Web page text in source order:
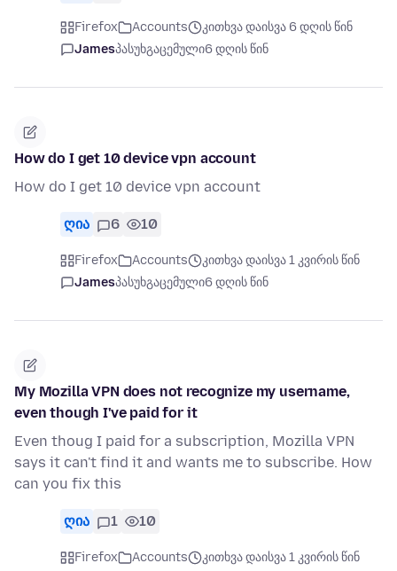
Firefox Accounts
კითხვა დაისვა 6 დღის წინ
Jamesპასუხგაცემული6 დღის წინ
How do I get 10 device vpn account
How do I get 10 device vpn account
ღია 6 10
Firefox Accounts
კითხვა დაისვა 1 კვირის წინ
Jamesპასუხგაცემული6 დღის წინ
My Mozilla VPN does not recognize my username,
even though I've paid for it
Even thoug I paid for a subscription, Mozilla VPN
says it can't find it and wants me to subscribe. How
can you fix this
ღია 1 10
Firefox Accounts
კითხვა დაისვა 1 კვირის წინ